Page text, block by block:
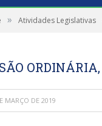
» Atividades Legislativas
ORDINÁRIA,
MARÇO DE 2019